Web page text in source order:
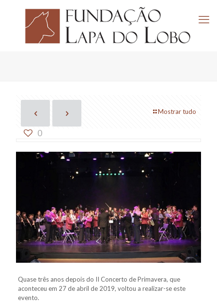
Mostrar tudo
0
Quase três anos depois do II Concerto de Primavera, que
aconteceu em 27 de abril de 2019, voltou a realizar-se este
evento.